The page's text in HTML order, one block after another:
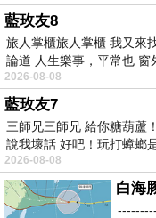
每次在學這首舞蹈的
都有一種
Balu 老師是不是送
被洗腦啦
藍玫友8
旅人掌櫃旅人掌櫃 我又來
論道 人生樂事，平常也 窗
2026-08-08
藍玫友7
三師兄三師兄 給你糖葫蘆
說我壞話 好吧！玩打蟑螂
2026-08-08
白海